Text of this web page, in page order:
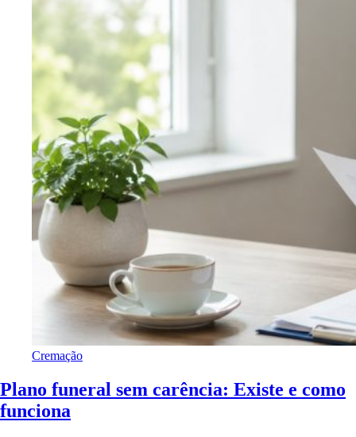
Cremação
Plano funeral sem carência: Existe e como
funciona